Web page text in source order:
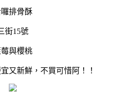
囉排骨酥
街15號
莓與櫻桃
又新鮮，不買可惜阿！！